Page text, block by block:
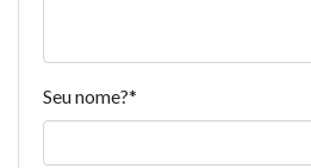
Seu nome?*